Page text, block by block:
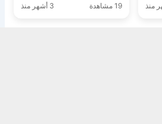
19 مشاهدة 3 أشهر منذ